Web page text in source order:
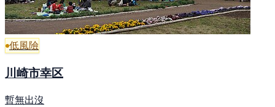
低風險
川崎市幸区
暫無出沒